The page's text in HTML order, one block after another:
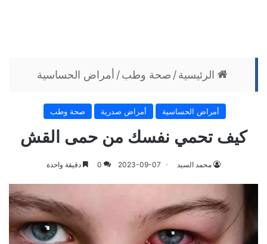
الرئيسية / صحة وطب / أمراض الحساسية
أمراض الحساسية أمراض صدرية صحة وطب
كيف تحمي نفسك من حمى القش
محمد السيد 2023-09-07
0 دقيقة واحدة